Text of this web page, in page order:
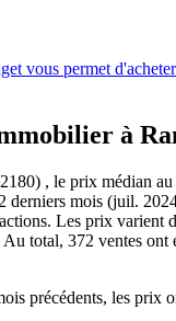
vous permet
à
, le prix médian au
derniers mois (juil.
Les prix varient
total, 372 ventes ont
précédents, les prix